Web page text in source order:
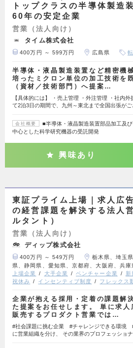
トップクラスの半導体製造
60年の安定企業
営業（法人向け）
タイム株式会社
400万円 ～ 599万円 広島県
半導体・液晶製造装置など精密機
培ったミクロン単位の加工技術を
（資材／技術部門）へ提案…
【具体的には】 ・売上管理 ・外注管理 ・社内
て2泊3日の期間で、九州～東北まで全国出張がご
会社概要
■半導体・液晶製造装置部品加工及
中心とした科学研究機器の受託開発
興味あり
東証プライム上場｜求人広
の経営課題を解決する法人
ルタント）
営業（法人向け）
ディップ株式会社
400万円 ～ 549万円
栃木県、埼玉
県、静岡県、愛知県、京都府、大阪府、兵
上場企業
大手企業 ベンチャー企業 新
祝休み
インセンティブ制度 フレックス
企業が抱える採用・定着の課題解
た提案をお任せします。 単に求人
販売するプロダクト営業では…
#社会課題に挑む企業 #チャレンジできる環境
に営業組織を分け、 その業界のプロフェッショ